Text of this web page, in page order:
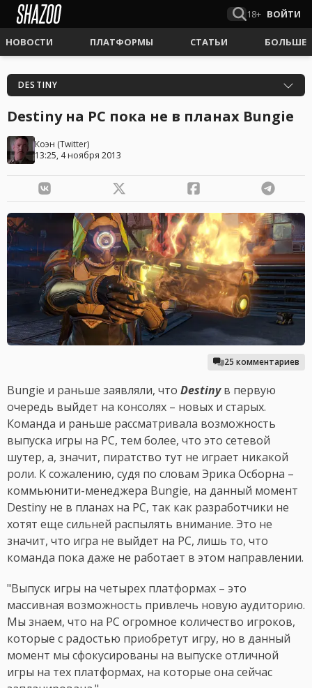
18+ ВОЙТИ
НОВОСТИ ПЛАТФОРМЫ СТАТЬИ БОЛЬШЕ
DESTINY
Destiny на PC пока не в планах Bungie
Коэн (Twitter)
13:25, 4 ноября 2013
25 комментариев
Bungie и раньше заявляли, что Destinyв первую
очередь выйдет на консолях – новых и старых.
Команда и раньше рассматривала возможность
выпуска игры на PC, тем более, что это сетевой
шутер, а, значит, пиратство тут не играет никакой
роли. К сожалению, судя по словам Эрика Осборна –
коммьюнити-менеджера Bungie, на данный момент
Destiny не в планах на PC, так как разработчики не
хотят еще сильней распылять внимание. Это не
значит, что игра не выйдет на PC, лишь то, что
команда пока даже не работает в этом направлении.
"Выпуск игры на четырех платформах – это
массивная возможность привлечь новую аудиторию.
Мы знаем, что на PC огромное количество игроков,
которые с радостью приобретут игру, но в данный
момент мы сфокусированы на выпуске отличной
игры на тех платформах, на которые она сейчас